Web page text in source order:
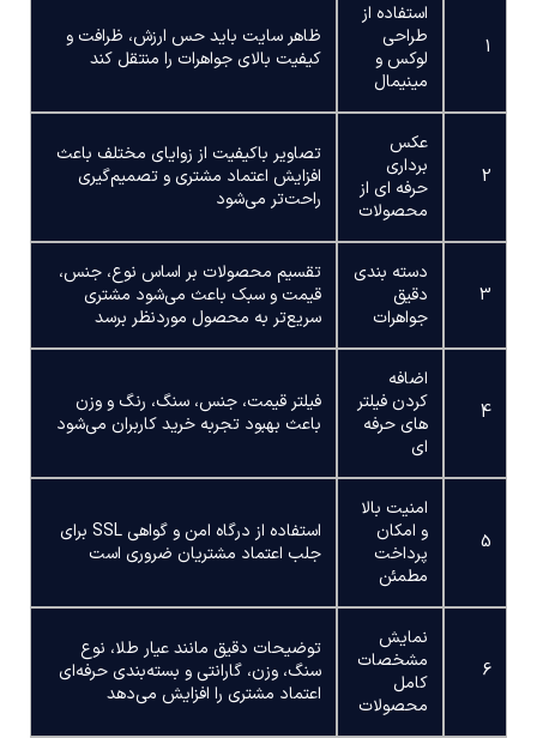
1
استفاده از
طراحی
لوکس و
مینیمال
ظاهر سایت باید حس ارزش، ظرافت و
کیفیت بالای جواهرات را منتقل کند
2
عکس
برداری
حرفه ای از
محصولات
تصاویر باکیفیت از زوایای مختلف باعث
افزایش اعتماد مشتری و تصمیم‌گیری
راحت‌تر می‌شود
3
دسته بندی
دقیق
جواهرات
تقسیم محصولات بر اساس نوع، جنس،
قیمت و سبک باعث می‌شود مشتری
سریع‌تر به محصول موردنظر برسد
4
اضافه
کردن فیلتر
های حرفه
ای
فیلتر قیمت، جنس، سنگ، رنگ و وزن
باعث بهبود تجربه خرید کاربران می‌شود
5
امنیت بالا
و امکان
پرداخت
مطمئن
استفاده از درگاه امن و گواهی SSL برای
جلب اعتماد مشتریان ضروری است
6
نمایش
مشخصات
کامل
محصولات
توضیحات دقیق مانند عیار طلا، نوع
سنگ، وزن، گارانتی و بسته‌بندی حرفه‌ای
اعتماد مشتری را افزایش می‌دهد